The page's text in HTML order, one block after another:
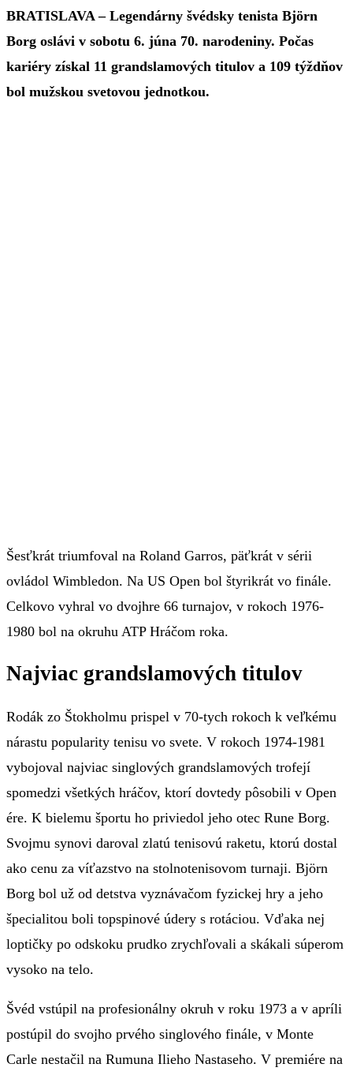
BRATISLAVA – Legendárny švédsky tenista Björn
Borg oslávi v sobotu 6. júna 70. narodeniny. Počas
kariéry získal 11 grandslamových titulov a 109 týždňov
bol mužskou svetovou jednotkou.
Šesťkrát triumfoval na Roland Garros, päťkrát v sérii
ovládol Wimbledon. Na US Open bol štyrikrát vo finále.
Celkovo vyhral vo dvojhre 66 turnajov, v rokoch 1976-
1980 bol na okruhu ATP Hráčom roka.
Najviac grandslamových titulov
Rodák zo Štokholmu prispel v 70-tych rokoch k veľkému
nárastu popularity tenisu vo svete. V rokoch 1974-1981
vybojoval najviac singlových grandslamových trofejí
spomedzi všetkých hráčov, ktorí dovtedy pôsobili v Open
ére. K bielemu športu ho priviedol jeho otec Rune Borg.
Svojmu synovi daroval zlatú tenisovú raketu, ktorú dostal
ako cenu za víťazstvo na stolnotenisovom turnaji. Björn
Borg bol už od detstva vyznávačom fyzickej hry a jeho
špecialitou boli topspinové údery s rotáciou. Vďaka nej
loptičky po odskoku prudko zrychľovali a skákali súperom
vysoko na telo.
Švéd vstúpil na profesionálny okruh v roku 1973 a v apríli
postúpil do svojho prvého singlového finále, v Monte
Carle nestačil na Rumuna Ilieho Nastaseho. V premiére na